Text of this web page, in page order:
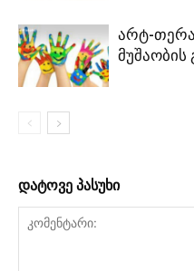
არტ-
მუშაობის
დატოვე პასუხი